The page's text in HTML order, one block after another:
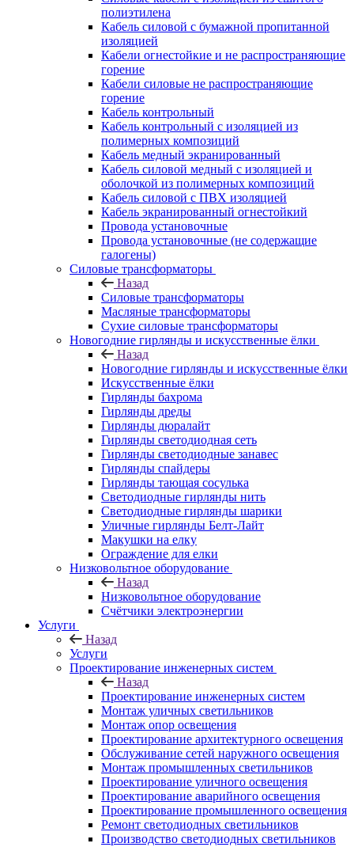
полиэтилена
Кабель силовой с бумажной пропитанной
изоляцией
Кабели огнестойкие и не распространяющие
горение
Кабели силовые не распространяющие
горение
Кабель контрольный
Кабель контрольный с изоляцией из
полимерных композиций
Кабель медный экранированный
Кабель силовой медный с изоляцией и
оболочкой из полимерных композиций
Кабель силовой с ПВХ изоляцией
Кабель экранированный огнестойкий
Провода установочные
Провода установочные (не содержащие
галогены)
Силовые трансформаторы
Назад
Силовые трансформаторы
Масляные трансформаторы
Сухие силовые трансформаторы
Новогодние гирлянды и искусственные ёлки
Назад
Новогодние гирлянды и искусственные ёлки
Искусственные ёлки
Гирлянды бахрома
Гирлянды дреды
Гирлянды дюралайт
Гирлянды светодиодная сеть
Гирлянды светодиодные занавес
Гирлянды спайдеры
Гирлянды тающая сосулька
Светодиодные гирлянды нить
Светодиодные гирлянды шарики
Уличные гирлянды Белт-Лайт
Макушки на елку
Ограждение для елки
Низковольтное оборудование
Назад
Низковольтное оборудование
Счётчики электроэнергии
Услуги
Назад
Услуги
Проектирование инженерных систем
Назад
Проектирование инженерных систем
Монтаж уличных светильников
Монтаж опор освещения
Проектирование архитектурного освещения
Обслуживание сетей наружного освещения
Монтаж промышленных светильников
Проектирование уличного освещения
Проектирование аварийного освещения
Проектирование промышленного освещения
Ремонт светодиодных светильников
Производство светодиодных светильников